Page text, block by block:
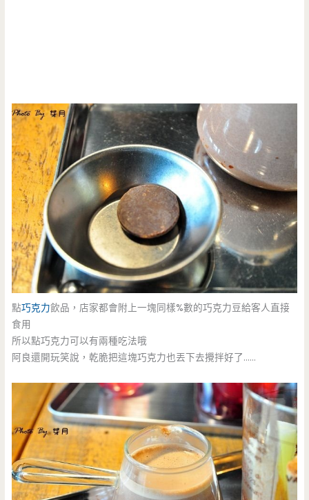
點巧克力飲品，店家都會附上一塊同樣%數的巧克力豆給客人直接
食用
所以點巧克力可以有兩種吃法哦
阿良還開玩笑說，乾脆把這塊巧克力也丟下去攪拌好了……